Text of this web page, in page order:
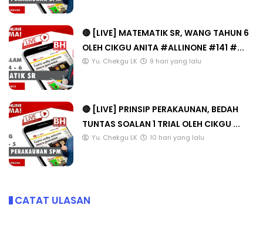
🔴 [LIVE] MATEMATIK SR, WANG TAHUN 6
OLEH CIKGU ANITA #ALLINONE #141 #...
Yu. Chekgu LK 9 hari yang lalu
🔴 [LIVE] PRINSIP PERAKAUNAN, BEDAH
TUNTAS SOALAN 1 TRIAL OLEH CIKGU ...
Yu. Chekgu LK 10 hari yang lalu
CATAT ULASAN